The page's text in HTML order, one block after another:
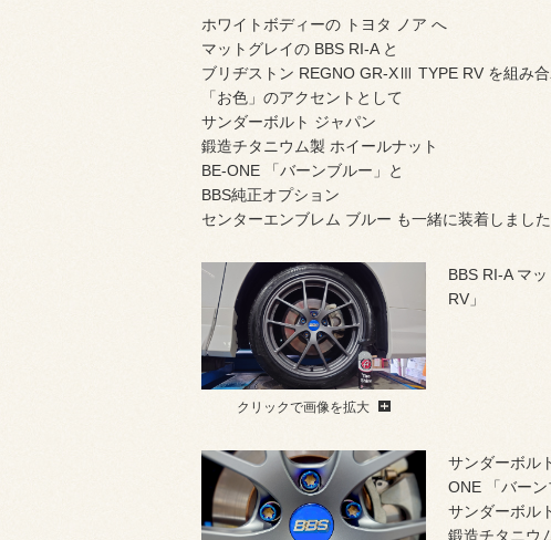
ホワイトボディーの トヨタ ノア へ
マットグレイの BBS RI-A と
ブリヂストン REGNO GR-XⅢ TYPE RV を組み合
「お色」のアクセントとして
サンダーボルト ジャパン
鍛造チタニウム製 ホイールナット
BE-ONE 「バーンブルー」と
BBS純正オプション
センターエンブレム ブルー も一緒に装着しました
クリックで画像を拡大
BBS RI-A マ
RV」
サンダーボル
ONE 「バーン
サンダーボル
鍛造チタニウ